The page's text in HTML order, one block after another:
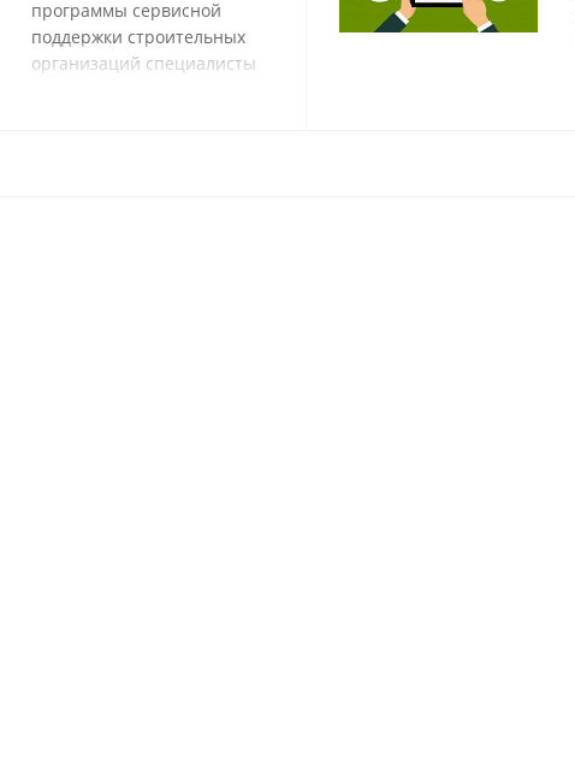
программы сервисной
поддержки строительных
организаций специалисты